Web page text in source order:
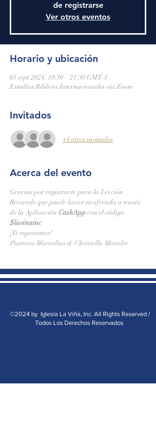
de registrarse
Ver otros eventos
Horario y ubicación
03 sept 2024, 19:30 – 21:30 GMT-4
Estudios Bíblicos Internacionales vía Zoom
Invitados
+4 otros invitados
Acerca del evento
Gracias por registrarte para la Lección.
Recuerde que puede hacer su ofrenda a través
de la Aplicación CashApp con el código
$lavinainc
¡Te esperamos!
Pastores Marcelino & Christella Morales
©2024 by Iglesia La Viña, Inc. All Rights Reserved /
Todos Los Derechos Reservados